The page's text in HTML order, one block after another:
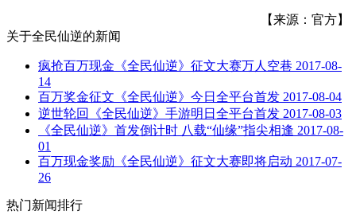
【来源：官方】
关于全民仙逆的新闻
疯抢百万现金《全民仙逆》征文大赛万人空巷 2017-08-
14
百万奖金征文《全民仙逆》今日全平台首发 2017-08-04
逆世轮回《全民仙逆》手游明日全平台首发 2017-08-03
《全民仙逆》首发倒计时 八载“仙缘”指尖相逢 2017-08-
01
百万现金奖励《全民仙逆》征文大赛即将启动 2017-07-
26
热门新闻排行